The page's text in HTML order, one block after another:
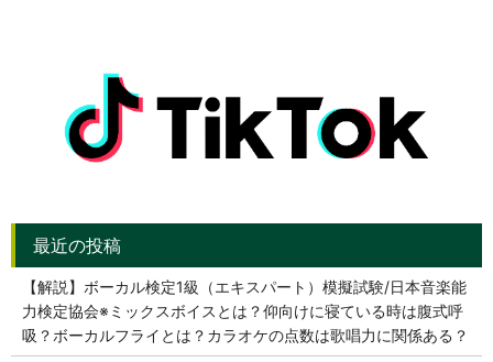
【解説】ボーカル検定1級（エキスパート）模擬試験/日本音楽能
力検定協会※ミックスボイスとは？仰向けに寝ている時は腹式呼
吸？ボーカルフライとは？カラオケの点数は歌唱力に関係ある？